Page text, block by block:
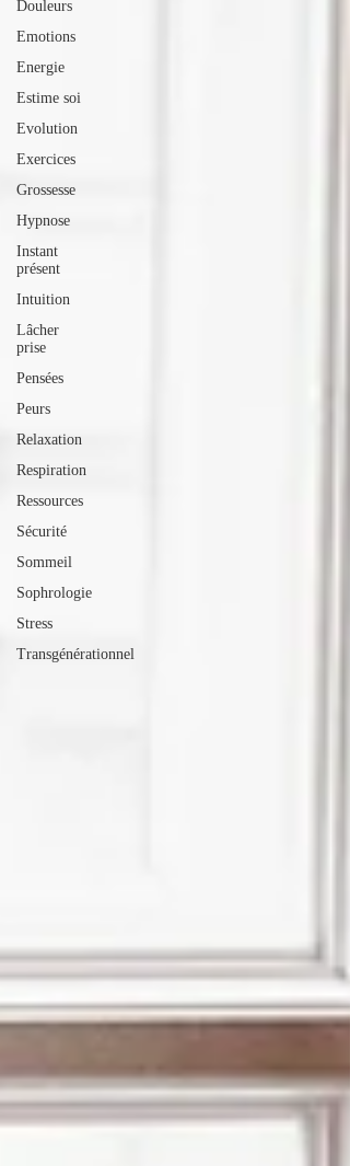
Douleurs
Emotions
Energie
Estime soi
Evolution
Exercices
Grossesse
Hypnose
Instant
présent
Intuition
Lâcher
prise
Pensées
Peurs
Relaxation
Respiration
Ressources
Sécurité
Sommeil
Sophrologie
Stress
Transgénérationnel